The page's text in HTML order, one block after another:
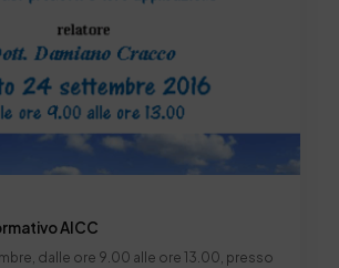
AICC
dalle ore 9.00 alle ore 13.00, presso